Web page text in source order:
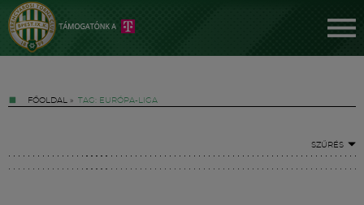
FŐOLDAL » TAG: EURÓPA-LIGA
SZŰRÉS